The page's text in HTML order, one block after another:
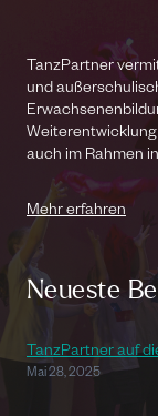
TanzPartner
und
auch im Rahmen
Mehr erfahren
Neueste
TanzPartner auf
Mai 28, 2025